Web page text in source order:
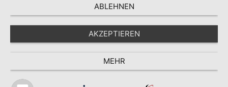
Navigation
Suche
ABLEHNEN
AKZEPTIEREN
MEHR